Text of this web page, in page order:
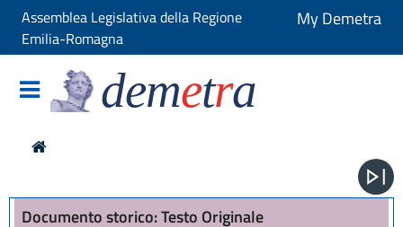
Assemblea Legislativa della Regione
Emilia-Romagna
My Demetra
demetra
Documento storico: Testo Originale